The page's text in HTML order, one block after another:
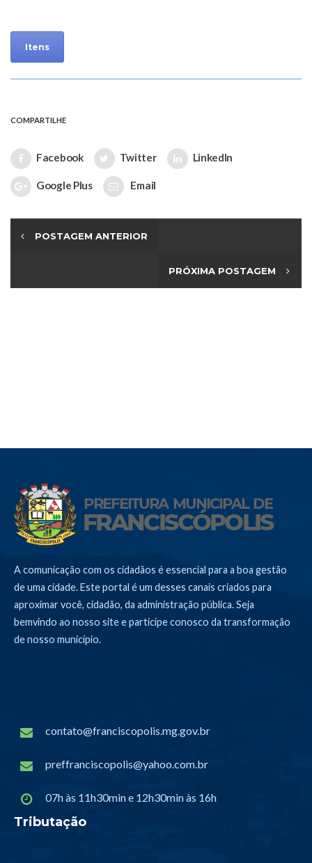
Itens
COMPARTILHE
Facebook Twitter LinkedIn
Google Plus Email
POSTAGEM ANTERIOR
PRÓXIMA POSTAGEM
A comunicação com os cidadãos é essencial para a boa gestão
de uma cidade. Este portal é um desses canais criados para
aproximar você, cidadão, da administração pública. Seja
bemvindo ao nosso site e participe conosco da transformação
de nosso município.
contato@franciscopolis.mg.gov.br
preffranciscopolis@yahoo.com.br
07h às 11h30min e 12h30min às 16h
Tributação